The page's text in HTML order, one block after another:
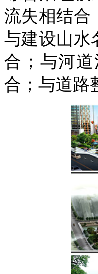
流失相结合
与建设山水
合；与河
合；与道路